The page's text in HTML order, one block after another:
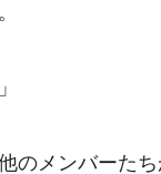
のメンバーた